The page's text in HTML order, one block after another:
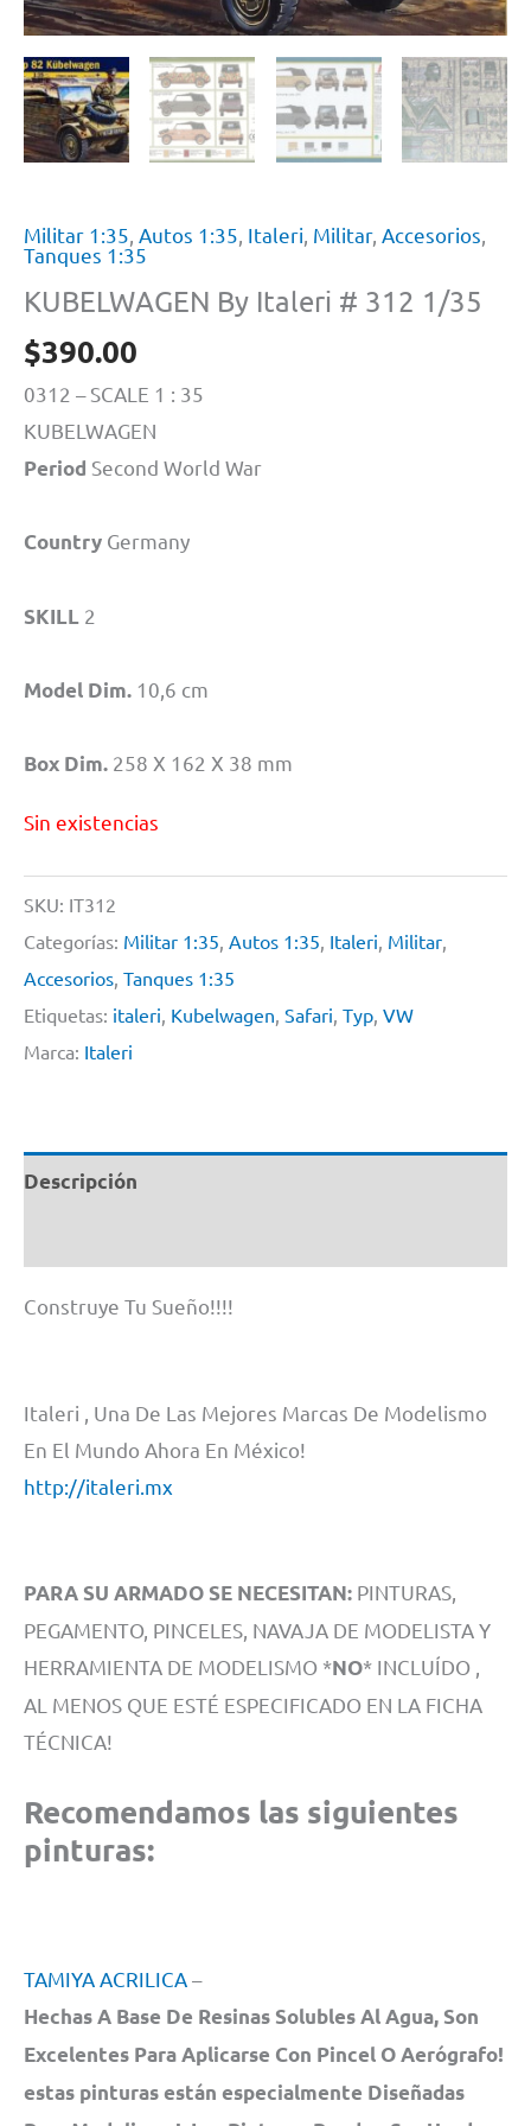
Militar 1:35 Autos 1:35 Italeri Militar, Accesorios
Tanques 1:35
KUBELWAGEN By Italeri # 312 1/35
$390.00
0312 – SCALE 1 : 35
KUBELWAGEN
Period Second World War
Country Germany
SKILL 2
Model Dim. 10,6 cm
Box Dim. 258 X 162 X 38 mm
Sin existencias
SKU: IT312
Categorías: Militar 1:35 Autos 1:35 Italeri Militar
Accesorios Tanques 1:35
Etiquetas: italeri Kubelwagen Safari Typ VW
Marca: Italeri
Descripción
Construye Tu Sueño!!!!
Italeri , Una De Las Mejores Marcas De Modelismo
En El Mundo Ahora En México!
http://italeri.mx
PARA SU ARMADO SE NECESITAN: PINTURAS,
PEGAMENTO, PINCELES, NAVAJA DE MODELISTA Y
HERRAMIENTA DE MODELISMO *NO* INCLUÍDO ,
AL MENOS QUE ESTÉ ESPECIFICADO EN LA FICHA
TÉCNICA!
Recomendamos las siguientes
pinturas:
TAMIYA ACRILICA–
Hechas A Base De Resinas Solubles Al Agua, Son
Excelentes Para Aplicarse Con Pincel O Aerógrafo!
estas pinturas están especialmente Diseñadas